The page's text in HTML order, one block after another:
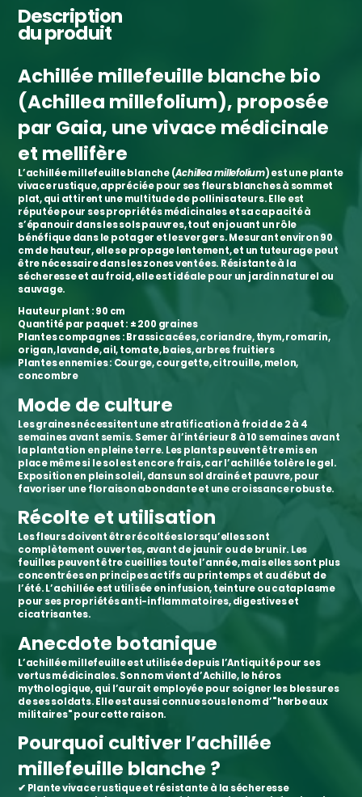
Description
du produit
Achillée millefeuille blanche bio
(Achillea millefolium), proposée
par Gaia, une vivace médicinale
et mellifère
L’achillée millefeuille blanche(Achillea millefolium) est uneplante
vivace rustique, appréciée pour sesfleurs blanches à sommet
plat, qui attirent une multitude depollinisateurs. Elle est
réputée pour sespropriétés médicinaleset sa capacité à
s’épanouir dans les sols pauvres, tout en jouant un rôle
bénéfique dans lepotager et les vergers. Mesurant environ90
cm de hauteur, elle sepropage lentement, et un tuteurage peut
être nécessairedans les zones ventées. Résistante à la
sécheresse et au froid, elle est idéale pour un jardin naturel ou
sauvage.
Hauteur plant :90 cm
Quantité par paquet : ± 200 graines
Plantes compagnes :Brassicacées, coriandre, thym, romarin,
origan, lavande, ail, tomate, baies, arbres fruitiers
Plantes ennemies : Courge, courgette, citrouille, melon,
concombre
Mode de culture
Lesgraines nécessitent une stratification à froid de 2 à 4
semainesavant semis. Semer à l’intérieur 8 à 10 semaines avant
la plantation en pleine terre. Les plants peuvent êtremis en
place même si le sol est encore frais, car l’achillée tolère le gel.
Exposition en plein soleil, dans un sol drainé et pauvre, pour
favoriser unefloraison abondanteet une croissance robuste.
Récolte et utilisation
Lesfleurs doivent être récoltées lorsqu’elles sont
complètement ouvertes, avant de jaunir ou de brunir. Les
feuilles peuvent être cueillies toute l’année, mais elles sont plus
concentrées en principes actifs au printemps et au début de
l’été. L’achillée est utilisée eninfusion, teinture ou cataplasme
pour ses propriétésanti-inflammatoires, digestives et
cicatrisantes.
Anecdote botanique
L’achillée millefeuille est utilisée depuis l’Antiquitépour ses
vertus médicinales. Son nom vient d’Achille, le héros
mythologique, qui l’aurait employée pour soigner les blessures
de ses soldats. Elle est aussi connue sous le nom d’"herbe aux
militaires"pour cette raison.
Pourquoi cultiver l’achillée
millefeuille blanche ?
✔ Plante vivace rustique et résistante à la sécheresse